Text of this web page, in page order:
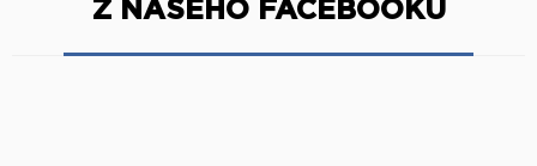
Z NAŠEHO FACEBOOKU